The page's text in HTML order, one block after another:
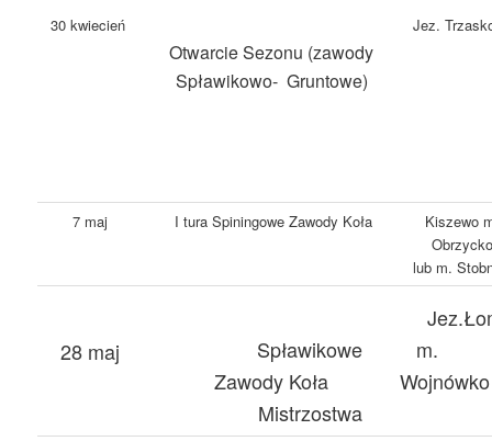
30 kwiecień
Otwarcie Sezonu (zawody
Spławikowo- Gruntowe)
Jez.
7 maj I tura Spiningowe Zawody Koła
Kiszewo
lub m.
28 maj
Spławikowe
Zawody Koła
Mistrzostwa
m.
Wojnówko